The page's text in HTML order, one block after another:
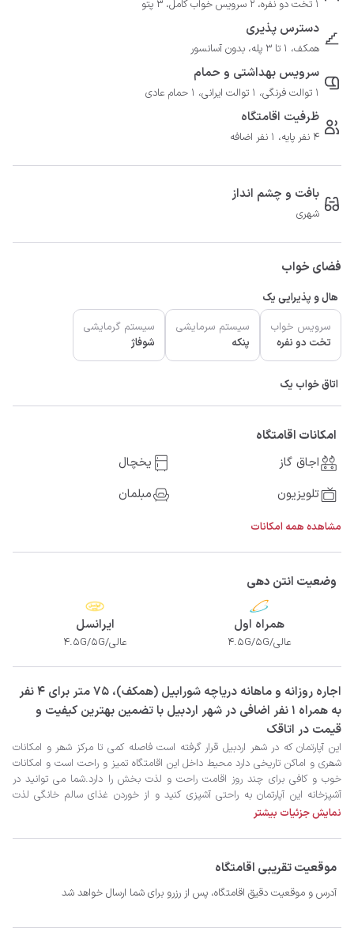
1 تخت دو نفره، 2 سرویس خواب کامل، 3 پتو
دسترس پذیری
همکف، 1 تا 3 پله، بدون آسانسور
سرویس بهداشتی و حمام
1 توالت فرنگی، 1 توالت ایرانی، 1 حمام عادی
ظرفیت اقامتگاه
4 نفر پایه، 1 نفر اضافه
بافت و چشم انداز
شهری
فضای خواب
هال و پذیرایی یک
سرویس خواب
تخت دو نفره
سیستم سرمایشی
پنکه
سیستم گرمایشی
شوفاژ
اتاق خواب یک
امکانات اقامتگاه
اجاق گاز
یخچال
تلویزیون
مبلمان
مشاهده همه امکانات
وضعیت انتن دهی
همراه اول
عالی/4.5G/5G
ایرانسل
عالی/4.5G/5G
‫‫اجاره روزانه و ماهانه دریاچه شورابیل (همکف)، 75 متر برای 4 نفر
به همراه 1 نفر اضافی در شهر اردبیل با تضمین بهترین کیفیت و
قیمت در اتاقک
داشته باشید
نمایش جزئیات بیشتر
موقعیت تقریبی اقامتگاه
آدرس و موقعیت دقیق اقامتگاه، پس از رزرو برای شما ارسال خواهد شد